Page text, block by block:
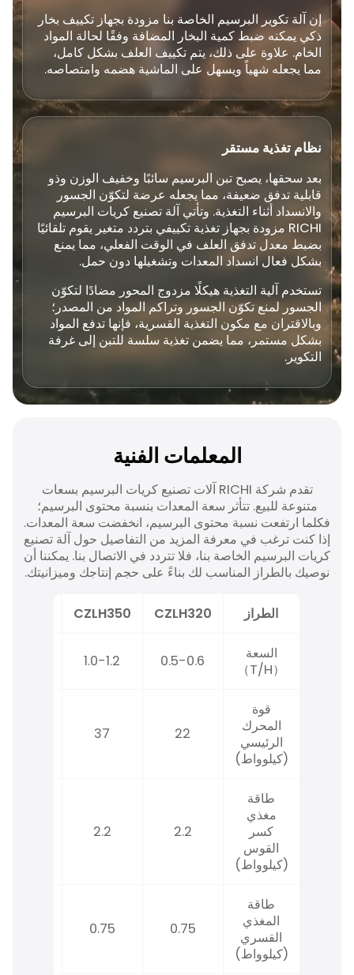
إن آلة تكوير البرسيم الخاصة بنا مزودة بجهاز تكييف بخار
ذكي يمكنه ضبط كمية البخار المضافة وفقًا لحالة المواد
الخام. علاوة على ذلك، يتم تكييف العلف بشكل كامل،
مما يجعله شهياً ويسهل على الماشية هضمه وامتصاصه.
نظام تغذية مستقر
بعد سحقها، يصبح تبن البرسيم سائبًا وخفيف الوزن وذو
قابلية تدفق ضعيفة، مما يجعله عرضة لتكوّن الجسور
والانسداد أثناء التغذية. وتأتي آلة تصنيع كريات البرسيم
RICHI مزودة بجهاز تغذية تكييفي بتردد متغير يقوم تلقائيًا
بضبط معدل تدفق العلف في الوقت الفعلي، مما يمنع
بشكل فعال انسداد المعدات وتشغيلها دون حمل.
تستخدم آلية التغذية هيكلًا مزدوج المحور مضادًا لتكوّن
الجسور لمنع تكوّن الجسور وتراكم المواد من المصدر؛
وبالاقتران مع مكون التغذية القسرية، فإنها تدفع المواد
بشكل مستمر، مما يضمن تغذية سلسة للتبن إلى غرفة
التكوير.
المعلمات الفنية
تقدم شركة RICHI آلات تصنيع كريات البرسيم بسعات
متنوعة للبيع. تتأثر سعة المعدات بنسبة محتوى البرسيم؛
فكلما ارتفعت نسبة محتوى البرسيم، انخفضت سعة المعدات.
إذا كنت ترغب في معرفة المزيد من التفاصيل حول آلة تصنيع
كريات البرسيم الخاصة بنا، فلا تتردد في الاتصال بنا. يمكننا أن
نوصيك بالطراز المناسب لك بناءً على حجم إنتاجك وميزانيتك.
الطراز CZLH320
CZLH350
السعة
（T/H）
0.5-0.6
1.0-1.2
قوة
المحرك
الرئيسي
(كيلوواط)
22
37
طاقة
مغذي
كسر
القوس
(كيلوواط)
2.2
2.2
طاقة
المغذي
القسري
(كيلوواط)
0.75
0.75